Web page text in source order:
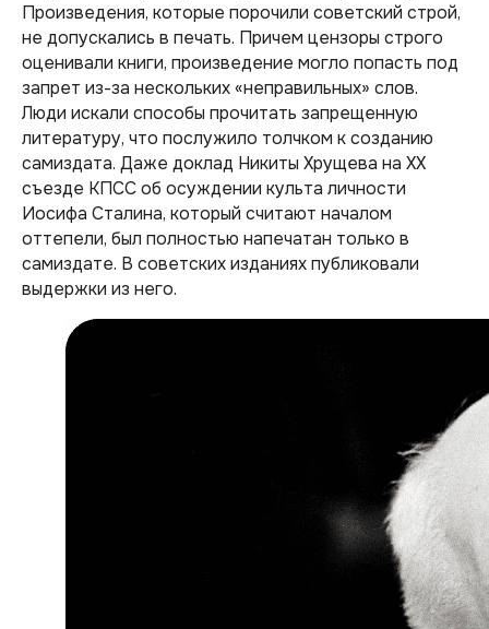
Произведения, которые порочили советский строй,
не допускались в печать. Причем цензоры строго
оценивали книги, произведение могло попасть под
запрет из-за нескольких «неправильных» слов.
Люди искали способы прочитать запрещенную
литературу, что послужило толчком к созданию
самиздата. Даже доклад Никиты Хрущева на XX
съезде КПСС об осуждении культа личности
Иосифа Сталина, который считают началом
оттепели, был полностью напечатан только в
самиздате. В советских изданиях публиковали
выдержки из него.